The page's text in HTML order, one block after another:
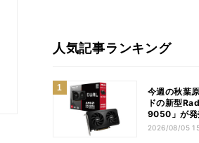
人気記事ランキング
今週の秋葉
ドの新型
9050」が発
れる電源ケ
2026/08/05